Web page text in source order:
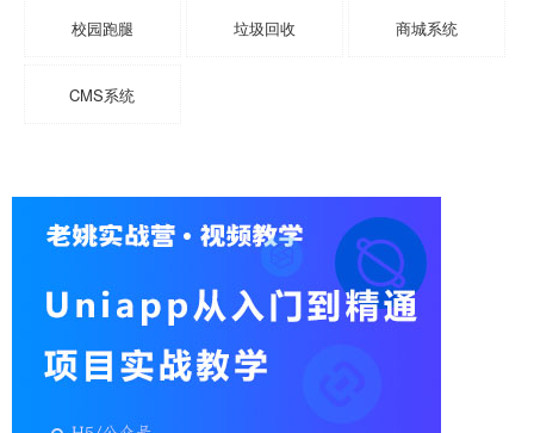
校园跑腿 垃圾回收 商城系统
CMS系统